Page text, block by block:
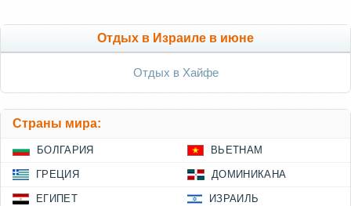
Отдых в Израиле в июне
Отдых в Хайфе
Страны мира:
БОЛГАРИЯ ВЬЕТНАМ
ГРЕЦИЯ ДОМИНИКАНА
ЕГИПЕТ ИЗРАИЛЬ